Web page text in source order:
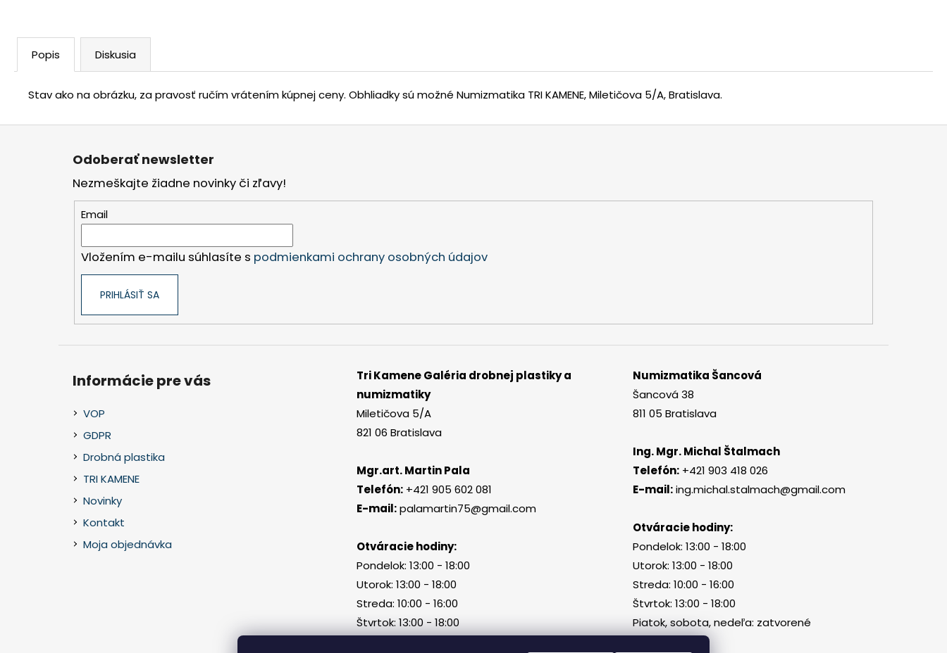
Popis Diskusia
Stav ako na obrázku, za pravosť ručím vrátením kúpnej ceny. Obhliadky sú možné Numizmatika TRI KAMENE, Miletičova 5/A, Bratislava.
Z
Odoberať newsletter
Nezmeškajte žiadne novinky či zľavy!
Email
Vložením e-mailu súhlasíte s podmienkami ochrany osobných údajov
PRIHLÁSIŤ SA
Informácie pre vás
VOP
GDPR
Drobná plastika
TRI KAMENE
Novinky
Kontakt
Moja objednávka
Tri Kamene Galéria drobnej plastiky a
numizmatiky
Miletičova 5/A
821 06 Bratislava
Mgr.art. Martin Pala
Telefón: +421 905 602 081
E-mail: palamartin75@gmail.com
Otváracie hodiny:
Pondelok: 13:00 - 18:00
Utorok: 13:00 - 18:00
Streda: 10:00 - 16:00
Štvrtok: 13:00 - 18:00
Numizmatika Šancová
Šancová 38
811 05 Bratislava
Ing. Mgr. Michal Štalmach
Telefón: +421 903 418 026
E-mail: ing.michal.stalmach@gmail.com
Otváracie hodiny:
Pondelok: 13:00 - 18:00
Utorok: 13:00 - 18:00
Streda: 10:00 - 16:00
Štvrtok: 13:00 - 18:00
Piatok, sobota, nedeľa: zatvorené